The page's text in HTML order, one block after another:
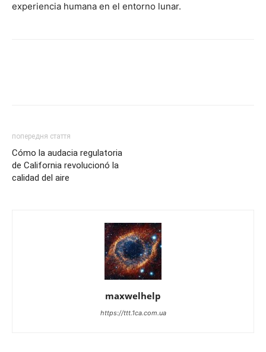
experiencia humana en el entorno lunar.
попередня стаття
Cómo la audacia regulatoria
de California revolucionó la
calidad del aire
maxwelhelp
https://ttt.1ca.com.ua